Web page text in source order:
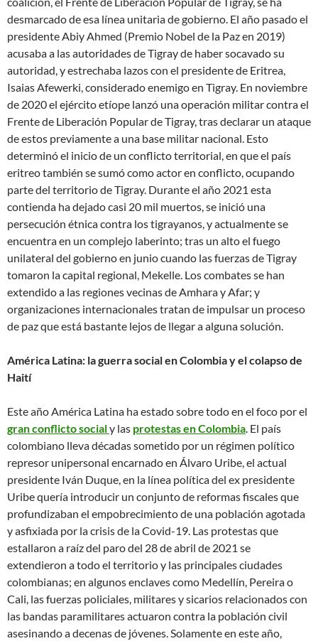
desmarcado de esa línea unitaria de gobierno. El año pasado el
presidente Abiy Ahmed (Premio Nobel de la Paz en 2019)
acusaba a las autoridades de Tigray de haber socavado su
autoridad, y estrechaba lazos con el presidente de Eritrea,
Isaias Afewerki, considerado enemigo en Tigray. En noviembre
de 2020 el ejército etíope lanzó una operación militar contra el
Frente de Liberación Popular de Tigray, tras declarar un ataque
de estos previamente a una base militar nacional. Esto
determinó el inicio de un conflicto territorial, en que el país
eritreo también se sumó como actor en conflicto, ocupando
parte del territorio de Tigray. Durante el año 2021 esta
contienda ha dejado casi 20 mil muertos, se inició una
persecución étnica contra los tigrayanos, y actualmente se
encuentra en un complejo laberinto; tras un alto el fuego
unilateral del gobierno en junio cuando las fuerzas de Tigray
tomaron la capital regional, Mekelle. Los combates se han
extendido a las regiones vecinas de Amhara y Afar; y
organizaciones internacionales tratan de impulsar un proceso
de paz que está bastante lejos de llegar a alguna solución.
América Latina: la guerra social en Colombia y el colapso de
Haití
Este año América Latina ha estado sobre todo en el foco por el
gran conflicto socialy las protestas en Colombia. El país
colombiano lleva décadas sometido por un régimen político
represor unipersonal encarnado en Álvaro Uribe, el actual
presidente Iván Duque, en la línea política del ex presidente
Uribe quería introducir un conjunto de reformas fiscales que
profundizaban el empobrecimiento de una población agotada
y asfixiada por la crisis de la Covid-19. Las protestas que
estallaron a raíz del paro del 28 de abril de 2021 se
extendieron a todo el territorio y las principales ciudades
colombianas; en algunos enclaves como Medellín, Pereira o
Cali, las fuerzas policiales, militares y sicarios relacionados con
las bandas paramilitares actuaron contra la población civil
asesinando a decenas de jóvenes. Solamente en este año,